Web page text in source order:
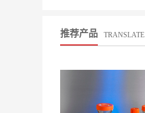
推荐产品 TRANSLATE